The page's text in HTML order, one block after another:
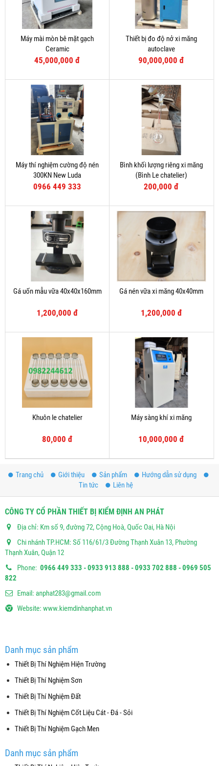
Máy mài mòn bê mặt gạch
Ceramic
45,000,000 đ
Thiết bị đo độ nở xi măng
autoclave
90,000,000 đ
Máy thí nghiệm cường độ nén
300KN New Luda
0966 449 333
Bình khối lượng riêng xi măng
(Bình Le chatelier)
200,000 đ
Gá uốn mẫu vữa 40x40x160mm
1,200,000 đ
Gá nén vữa xi măng 40x40mm
1,200,000 đ
Khuôn le chatelier
80,000 đ
Máy sàng khí xi măng
10,000,000 đ
Trang chủ Giới thiệu Sản phẩm
Hướng dẫn sử dụng
Tin tức
Liên hệ
CÔNG TY CỔ PHẦN THIẾT BỊ KIỂM ĐỊNH AN PHÁT
Địa chỉ: Km số 9, đường 72, Cộng Hoà, Quốc Oai, Hà Nội
Chi nhánh TP.HCM: Số 116/61/3 Đường Thạnh Xuân 13, Phường
Thạnh Xuân, Quận 12
Phone: 0966 449 333 - 0933 913 888 - 0933 702 888 - 0969 505
822
Email: anphat283@gmail.com
Website: www.kiemdinhanphat.vn
Danh mục sản phẩm
Thiết Bị Thí Nghiệm Hiện Trường
Thiết Bị Thí Nghiệm Sơn
Thiết Bị Thí Nghiệm Đất
Thiết Bị Thí Nghiệm Cốt Liệu Cát - Đá - Sỏi
Thiết Bị Thí Nghiệm Gạch Men
Danh mục sản phẩm